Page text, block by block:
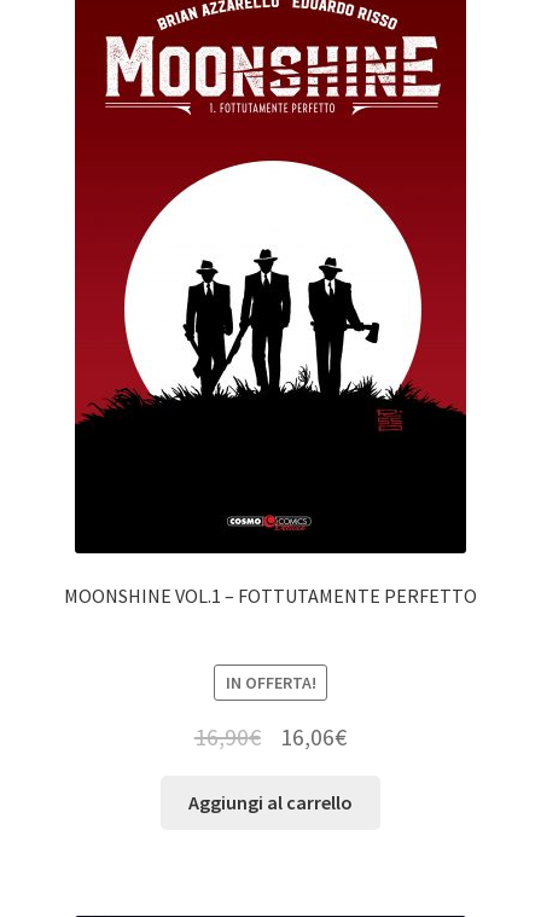
MOONSHINE VOL.1 – FOTTUTAMENTE PERFETTO
IN OFFERTA!
16,90€ 16,06€
Aggiungi al carrello